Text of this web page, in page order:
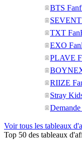
BTS
TXT
EXO
PLAVE
RIIZE
Stray
Voir tous les tableaux
Top 50 des tableaux